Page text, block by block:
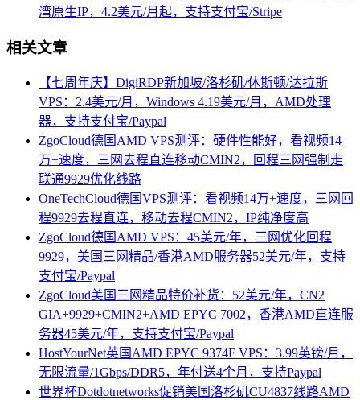
湾原生IP，4.2美元/月起，支持支付宝/Stripe
相关文章
【七周年庆】DigiRDP新加坡/洛杉矶/休斯顿/达拉斯
VPS：2.4美元/月，Windows 4.19美元/月，AMD处理
器，支持支付宝/Paypal
ZgoCloud德国AMD VPS测评：硬件性能好，看视频14
万+速度，三网去程直连移动CMIN2，回程三网强制走
联通9929优化线路
OneTechCloud德国VPS测评：看视频14万+速度，三网回
程9929去程直连，移动去程CMIN2，IP纯净度高
ZgoCloud德国AMD VPS：45美元/年，三网优化回程
9929，美国三网精品/香港AMD服务器52美元/年，支持
支付宝/Paypal
ZgoCloud美国三网精品特价补货：52美元/年，CN2
GIA+9929+CMIN2+AMD EPYC 7002，香港AMD直连服
务器45美元/年，支持支付宝/Paypal
HostYourNet英国AMD EPYC 9374F VPS：3.99英镑/月，
无限流量/1Gbps/DDR5，年付送4个月，支持Paypal
世界杯Dotdotnetworks促销美国洛杉矶CU4837线路AMD